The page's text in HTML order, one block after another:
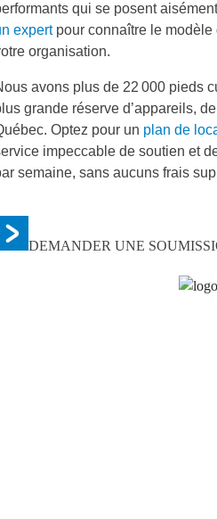
qui se posent
expertpour connaître le modèle
organisation.
avons plus de 22 000 pieds
grande réserve d’appareils,
Optez pour un plan de
impeccable de soutien et
semaine, sans aucuns frais
DEMANDER UNE